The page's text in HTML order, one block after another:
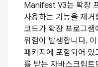
Manifest V3는 확장
사용하는 기능을 제
코드가 확장 프로그
위험이 발생합니다.
패키지에 포함되어
를 받는 자바스크립트